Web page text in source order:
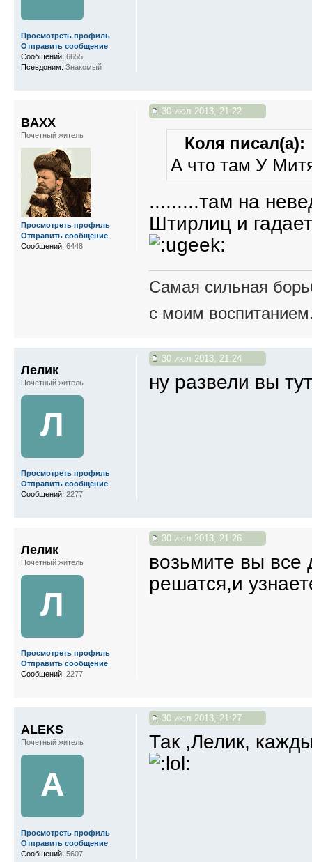
Просмотреть профиль
Отправить сообщение
Сообщений: 6655
Псевдоним: Знакомый
30 июл 2013, 21:22
Коля писал(а):
А что там У
.........там на
Штирлиц и
Самая сильная
с моим
BAXX
Почетный житель
Просмотреть профиль
Отправить сообщение
Сообщений: 6448
30 июл 2013, 21:24
ну развели вы
Лелик
Почетный житель
Л
Просмотреть профиль
Отправить сообщение
Сообщений: 2277
30 июл 2013, 21:26
возьмите вы все
решатся,и
Лелик
Почетный житель
Л
Просмотреть профиль
Отправить сообщение
Сообщений: 2277
30 июл 2013, 21:27
Так ,Лелик,
ALEKS
Почетный житель
A
Просмотреть профиль
Отправить сообщение
Сообщений: 5607